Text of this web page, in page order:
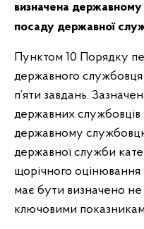
визначена
посаду державної
Пунктом 10 Порядку
державного службовця
п’яти завдань.
державних службовців
державному
державної служби
щорічного оцінювання
має бути визначено не
ключовими